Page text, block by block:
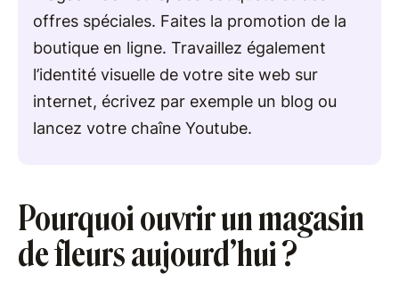
offres spéciales. Faites la promotion de la
boutique en ligne. Travaillez également
l’identité visuelle de votre site web sur
internet, écrivez par exemple un blog ou
lancez votre chaîne Youtube.
Pourquoi ouvrir un magasin
de fleurs aujourd’hui ?